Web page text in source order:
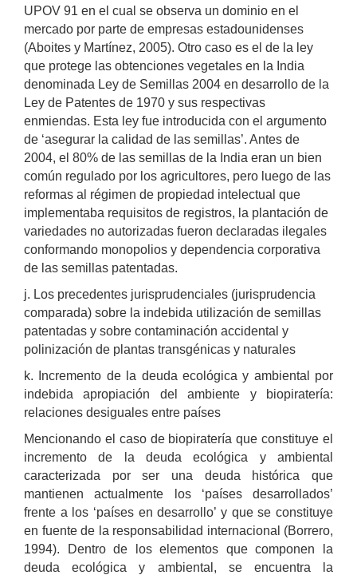
UPOV 91 en el cual se observa un dominio en el
mercado por parte de empresas estadounidenses
(Aboites y Martínez, 2005). Otro caso es el de la ley
que protege las obtenciones vegetales en la India
denominada Ley de Semillas 2004 en desarrollo de la
Ley de Patentes de 1970 y sus respectivas
enmiendas. Esta ley fue introducida con el argumento
de ‘asegurar la calidad de las semillas’. Antes de
2004, el 80% de las semillas de la India eran un bien
común regulado por los agricultores, pero luego de las
reformas al régimen de propiedad intelectual que
implementaba requisitos de registros, la plantación de
variedades no autorizadas fueron declaradas ilegales
conformando monopolios y dependencia corporativa
de las semillas patentadas.
j. Los precedentes jurisprudenciales (jurisprudencia
comparada) sobre la indebida utilización de semillas
patentadas y sobre contaminación accidental y
polinización de plantas transgénicas y naturales
k. Incremento de la deuda ecológica y ambiental por
indebida apropiación del ambiente y biopiratería:
relaciones desiguales entre países
Mencionando el caso de biopiratería que constituye el
incremento de la deuda ecológica y ambiental
caracterizada por ser una deuda histórica que
mantienen actualmente los ‘países desarrollados’
frente a los ‘países en desarrollo’ y que se constituye
en fuente de la responsabilidad internacional (Borrero,
1994). Dentro de los elementos que componen la
deuda ecológica y ambiental, se encuentra la